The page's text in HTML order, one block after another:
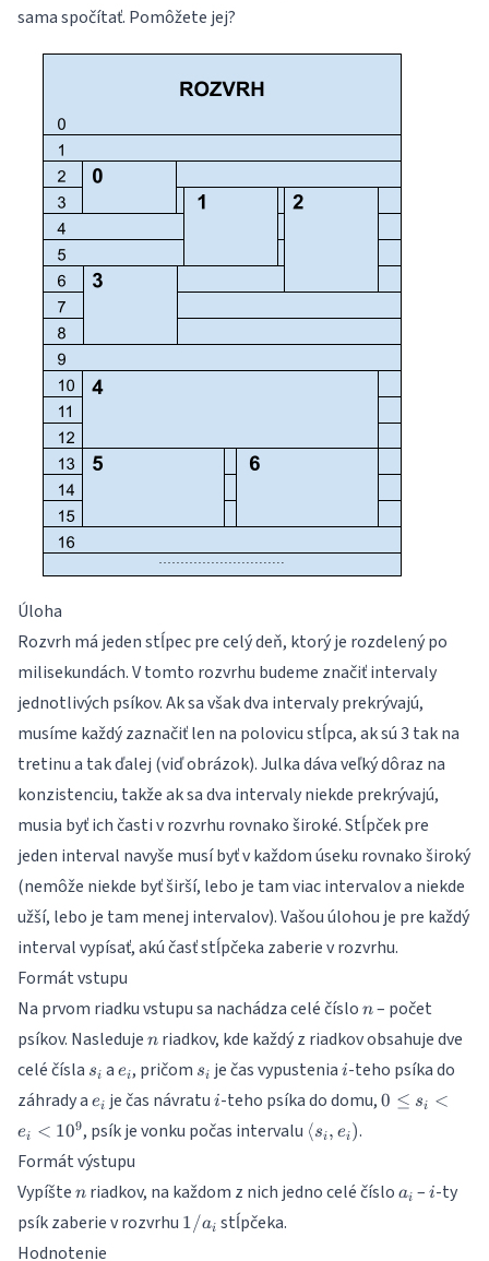
sama spočítať. Pomôžete jej?
Úloha
Rozvrh má jeden stĺpec pre celý deň, ktorý je rozdelený po
milisekundách. V tomto rozvrhu budeme značiť intervaly
jednotlivých psíkov. Ak sa však dva intervaly prekrývajú,
musíme každý zaznačiť len na polovicu stĺpca, ak sú 3 tak na
tretinu a tak ďalej (viď obrázok). Julka dáva veľký dôraz na
konzistenciu, takže ak sa dva intervaly niekde prekrývajú,
musia byť ich časti v rozvrhu rovnako široké. Stĺpček pre
jeden interval navyše musí byť v každom úseku rovnako široký
(nemôže niekde byť širší, lebo je tam viac intervalov a niekde
užší, lebo je tam menej intervalov). Vašou úlohou je pre každý
interval vypísať, akú časť stĺpčeka zaberie v rozvrhu.
Formát vstupu
Na prvom riadku vstupu sa nachádza celé číslo n
n– počet
psíkov. Nasleduje n
n riadkov, kde každý z riadkov obsahuje dve
celé čísla s_i
si a e_i
ei, pričom s_i
si je čas vypustenia i
i-teho psíka do
záhrady a e_i
ei je čas návratu i
i-teho psíka do domu, 0
e_i
0 ≤ si <
ei < 109, psík je vonku počas intervalu \langle
s_i, e_i
⟨si, ei).
Formát výstupu
Vypíšte n
n riadkov, na každom z nich jedno celé číslo a_i
ai – i
i-ty
psík zaberie v rozvrhu 1/a_i
1/ai stĺpčeka.
Hodnotenie